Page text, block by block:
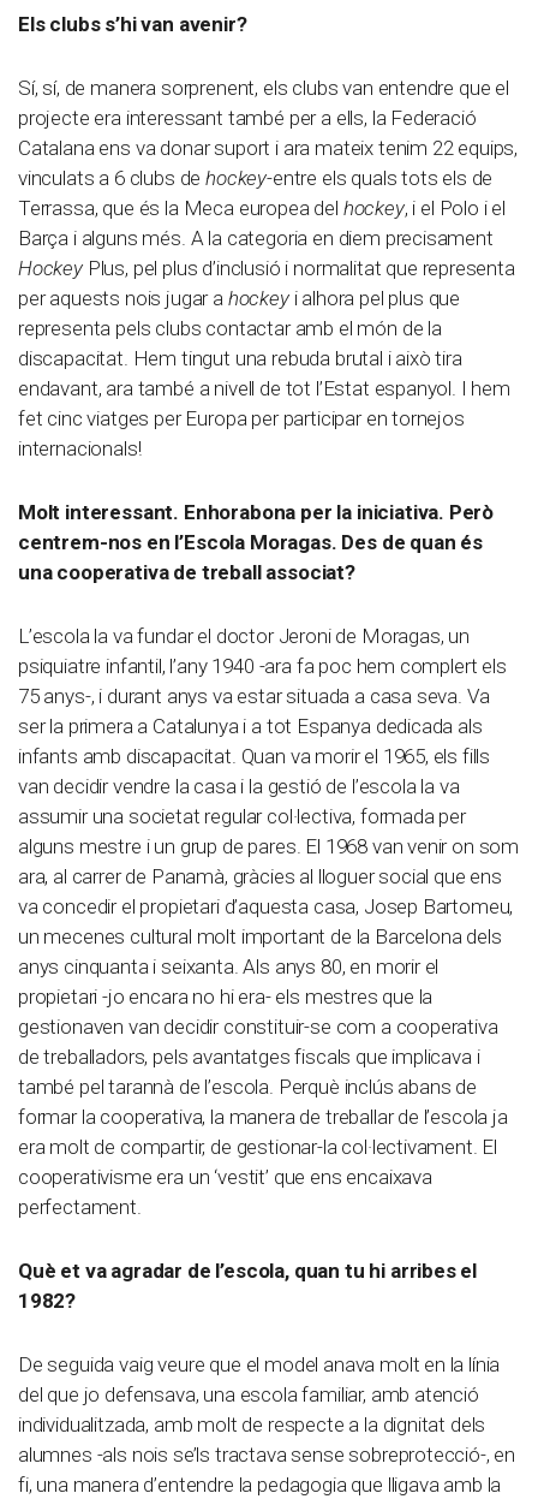
Els clubs s’hi van avenir?
Sí, sí, de manera sorprenent, els clubs van entendre que el
projecte era interessant també per a ells, la Federació
Catalana ens va donar suport i ara mateix tenim 22 equips,
vinculats a 6 clubs dehockey-entre els quals tots els de
Terrassa, que és la Meca europea del hockey, i el Polo i el
Barça i alguns més. A la categoria en diem precisament
HockeyPlus, pel plus d’inclusió i normalitat que representa
per aquests nois jugar a hockey i alhora pel plus que
representa pels clubs contactar amb el món de la
discapacitat. Hem tingut una rebuda brutal i això tira
endavant, ara també a nivell de tot l’Estat espanyol. I hem
fet cinc viatges per Europa per participar en tornejos
internacionals!
Molt interessant. Enhorabona per la iniciativa. Però
centrem-nos en l’Escola Moragas. Des de quan és
una cooperativa de treball associat?
L’escola la va fundar el doctor Jeroni de Moragas, un
psiquiatre infantil, l’any 1940 -ara fa poc hem complert els
75 anys-, i durant anys va estar situada a casa seva. Va
ser la primera a Catalunya i a tot Espanya dedicada als
infants amb discapacitat. Quan va morir el 1965, els fills
van decidir vendre la casa i la gestió de l’escola la va
assumir una societat regular col·lectiva, formada per
alguns mestre i un grup de pares. El 1968 van venir on som
ara, al carrer de Panamà, gràcies al lloguer social que ens
va concedir el propietari d’aquesta casa, Josep Bartomeu,
un mecenes cultural molt important de la Barcelona dels
anys cinquanta i seixanta. Als anys 80, en morir el
propietari -jo encara no hi era- els mestres que la
gestionaven van decidir constituir-se com a cooperativa
de treballadors, pels avantatges fiscals que implicava i
també pel tarannà de l’escola. Perquè inclús abans de
formar la cooperativa, la manera de treballar de l’escola ja
era molt de compartir, de gestionar-la col·lectivament. El
cooperativisme era un ‘vestit’ que ens encaixava
perfectament.
Què et va agradar de l’escola, quan tu hi arribes el
1982?
De seguida vaig veure que el model anava molt en la línia
del que jo defensava, una escola familiar, amb atenció
individualitzada, amb molt de respecte a la dignitat dels
alumnes -als nois se’ls tractava sense sobreprotecció-, en
fi, una manera d’entendre la pedagogia que lligava amb la